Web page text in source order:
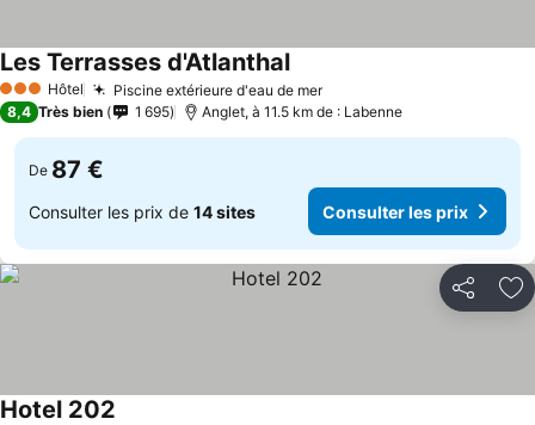
3 ÉtoilesHôtel Piscine extérieure d'eau de mer
Les Terrasses d'Atlanthal
8,4 Très bien 1 695 Anglet, à 11.5 km de : Labenne
De 87 €
Consulter les prix de 14 sites Consulter les prix
Partager
Hotel 202